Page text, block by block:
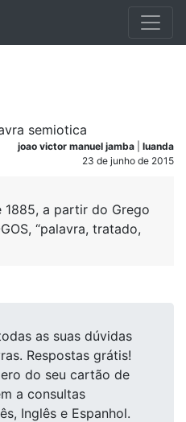
semiotica
joao victor manuel jamba
luanda
23 de junho de 2015
a partir do Grego
“palavra, tratado,
as suas dúvidas
Respostas grátis!
do seu cartão de
a consultas
Inglês e Espanhol.